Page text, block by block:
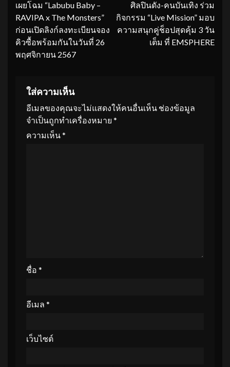
เผยโฉม “Labubu Baby –
RAVIPA x The Monsters”
ก่อนเปิดลิงก์ลงทะเบียนจอง
คิวซื้อพร้อมกันในวันที่ 26
พฤศจิกายน 2567
ศิลปินดัง-คนบันเทิง ร่วม
กิจกรรม “Live Mission” มอบ
ความสนุกคู่ช็อปสุดคุ้ม 3 วัน
เต็ม ที่ EMSPHERE
ใส่ความเห็น
อีเมลของคุณจะไม่แสดงให้คนอื่นเห็น ช่องข้อมูล
จำเป็นถูกทำเครื่องหมาย *
ความเห็น*
ชื่อ *
อีเมล *
เว็บไซต์